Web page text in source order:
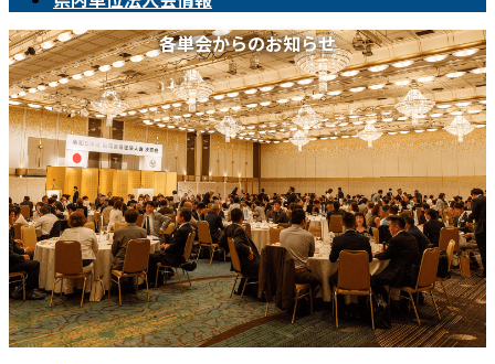
各単会からのお知らせ